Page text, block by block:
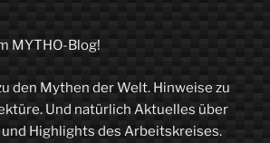
MYTHO-Blog!
den Mythen der Welt. Hinweise zu
Und natürlich Aktuelles über
Highlights des Arbeitskreises.